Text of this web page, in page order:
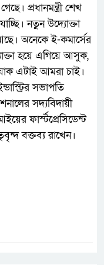
প্রধানমন্ত্রী শেখ
নতুন উদ্যোক্তা
অনেকে ই-কমার্সের
হয়ে এগিয়ে আসুক,
এটাই আমরা চাই।
সভাপতি
সদ্যবিদায়ী
ফার্স্টপ্রেসিডেন্ট
বক্তব্য রাখেন।